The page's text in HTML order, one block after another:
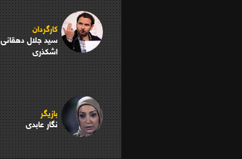
کارگردان
سید جلال دهقانی
اشکذری
بازیگر
نگار عابدی